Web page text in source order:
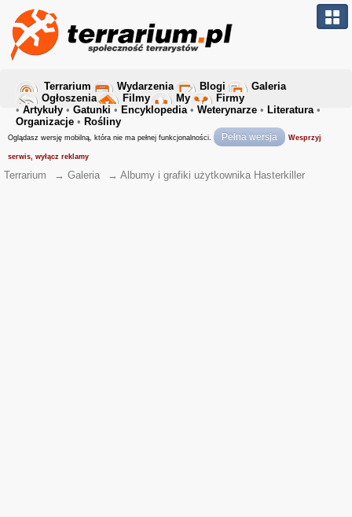
Terrarium Wydarzenia Blogi
Galeria
Ogłoszenia
Filmy My
Firmy
• Artykuły • Gatunki • Encyklopedia• Weterynarze • Literatura•
Organizacje • Rośliny
Oglądasz wersję mobilną, która nie ma pełnej funkcjonalności. Pełna wersja Wesprzyj
serwis, wyłącz reklamy
Terrarium → Galeria → Albumy i grafiki użytkownika Hasterkiller